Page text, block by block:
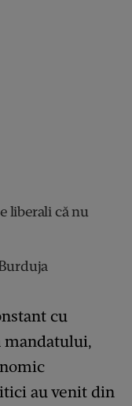
liberali că nu
cu
mandatului,
au venit din